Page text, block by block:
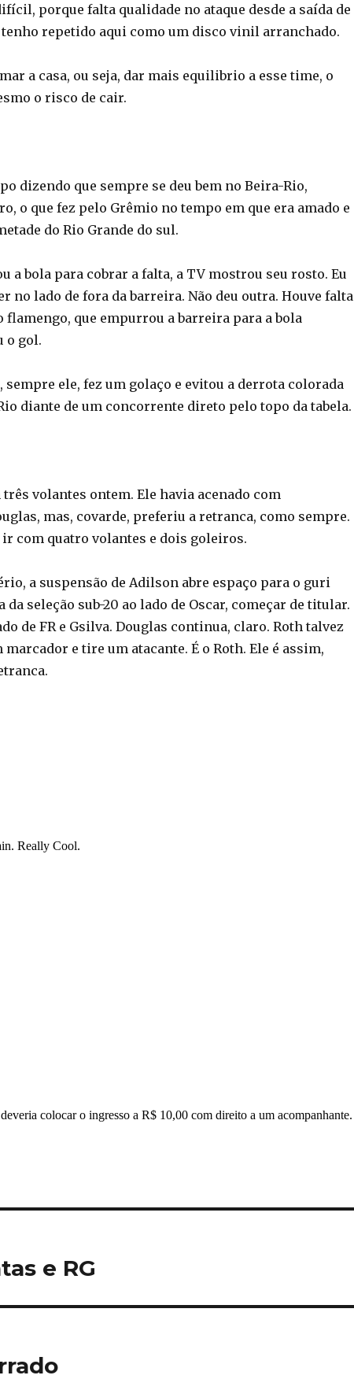
porque falta qualidade no ataque desde a saída de
repetido aqui como um disco vinil arranchado.
a casa, ou seja, dar mais equilibrio a esse time, o
o risco de cair.
dizendo que sempre se deu bem no Beira-Rio,
o que fez pelo Grêmio no tempo em que era amado e
do Rio Grande do sul.
a bola para cobrar a falta, a TV mostrou seu rosto. Eu
no lado de fora da barreira. Não deu outra. Houve falta
flamengo, que empurrou a barreira para a bola
o gol.
sempre ele, fez um golaço e evitou a derrota colorada
diante de um concorrente direto pelo topo da tabela.
volantes ontem. Ele havia acenado com
mas, covarde, preferiu a retranca, como sempre.
ir com quatro volantes e dois goleiros.
a suspensão de Adilson abre espaço para o guri
da seleção sub-20 ao lado de Oscar, começar de titular.
de FR e Gsilva. Douglas continua, claro. Roth talvez
e tire um atacante. É o Roth. Ele é assim,
e RG